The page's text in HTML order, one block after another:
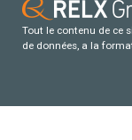
Tout le contenu de ce
de données, a la